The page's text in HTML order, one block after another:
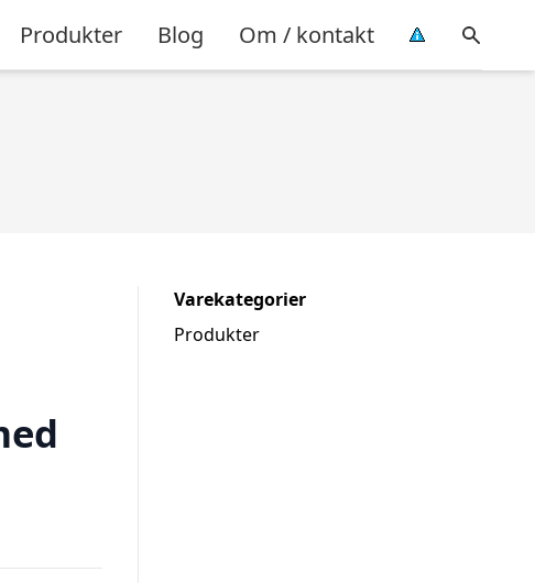
Produkter Blog Om / kontakt
Varekategorier
Produkter